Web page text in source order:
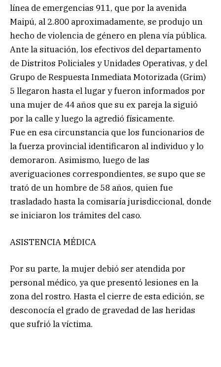
línea de emergencias 911, que por la avenida
Maipú, al 2.800 aproximadamente, se produjo un
hecho de violencia de género en plena vía pública.
Ante la situación, los efectivos del departamento
de Distritos Policiales y Unidades Operativas, y del
Grupo de Respuesta Inmediata Motorizada (Grim)
5 llegaron hasta el lugar y fueron informados por
una mujer de 44 años que su ex pareja la siguió
por la calle y luego la agredió físicamente.
Fue en esa circunstancia que los funcionarios de
la fuerza provincial identificaron al individuo y lo
demoraron. Asimismo, luego de las
averiguaciones correspondientes, se supo que se
trató de un hombre de 58 años, quien fue
trasladado hasta la comisaría jurisdiccional, donde
se iniciaron los trámites del caso.
ASISTENCIA MÉDICA
Por su parte, la mujer debió ser atendida por
personal médico, ya que presentó lesiones en la
zona del rostro. Hasta el cierre de esta edición, se
desconocía el grado de gravedad de las heridas
que sufrió la víctima.